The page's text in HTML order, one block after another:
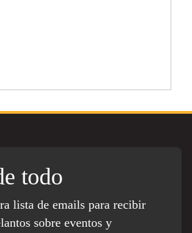
todo
lista de emails para recibir
sobre eventos y